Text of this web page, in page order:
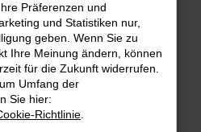
Error
aufgetreten.
die dir helfen können:
und deine
zum Beispiel deine
Präferenzen und
und Statistiken nur,
geben. Wenn Sie zu
Ihre Meinung ändern, können
für die Zukunft widerrufen.
Umfang der
Sie hier:
Richtlinie